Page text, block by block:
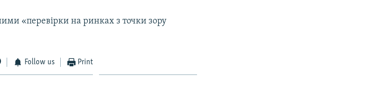
«перевірки на ринках з точки зору
Follow us Print